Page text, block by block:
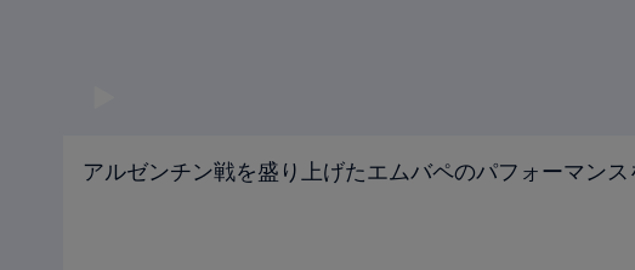
アルゼンチン戦を盛り上げたエムバペのパフォーマンス